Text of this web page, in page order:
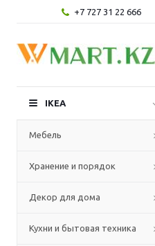
+7 727 31 22 666
IKEA
Мебель
Хранение и порядок
Декор для дома
Кухни и бытовая техника